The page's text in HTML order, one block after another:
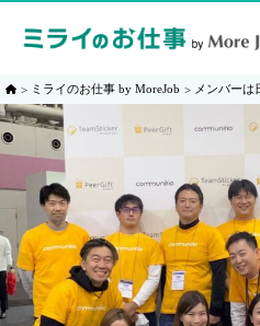
ミライのお仕事 by MoreJob メンバー